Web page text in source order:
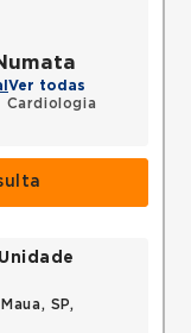
Ver todas
Cardiologia
SP,